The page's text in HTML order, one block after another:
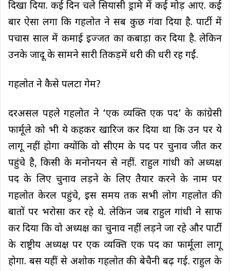
दिखा दिया. कई दिन चले सियासी ड्रामे में कई मोड़ आए. कई
बार ऐसा लगा कि गहलोत ने सब कुछ गंवा दिया है. पार्टी में
पचास साल में कमाई इज्जत का कबाड़ा कर दिया है. लेकिन
उनके जादू के सामने सारी तिकड़में धरी की धरी रह गईं.
गहलोत ने कैसे पलटा गेम?
दरअसल पहले गहलोत ने ‘एक व्यक्ति एक पद’ के कांग्रेसी
फार्मूले को भी ये कहकर खारिज कर दिया था कि उन पर ये
लागू नहीं होगा क्योंकि वो सीएम के पद पर चुनाव जीत कर
पहुंचे है, किसी के मनोनयन से नहीं. राहुल गांधी को अध्यक्ष
पद के लिए चुनाव लड़ने के लिए तैयार करने के नाम पर
गहलोत केरल पहुंचे, इस समय तक सभी लोग गहलोत की
बातों पर भरोसा कर रहे थे. लेकिन जब राहुल गांधी ने साफ
कर दिया कि वो अध्यक्ष का चुनाव नहीं लड़ने जा रहे और पार्टी
के राष्ट्रीय अध्यक्ष पर एक व्यक्ति एक पद का फार्मूला लागू
होगा. बस यहीं से अशोक गहलोत की बेचैनी बढ़ गई. राहुल के